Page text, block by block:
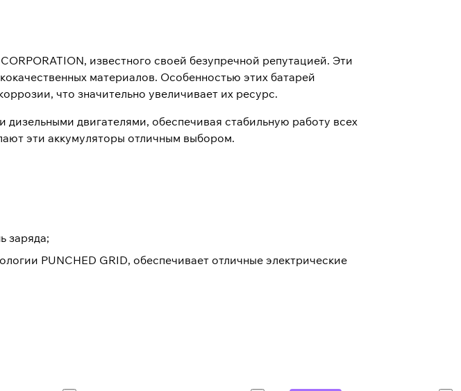
известного своей безупречной репутацией. Эти
материалов. Особенностью этих батарей
что значительно увеличивает их ресурс.
двигателями, обеспечивая стабильную работу всех
эти аккумуляторы отличным выбором.
заряда;
PUNCHED GRID, обеспечивает отличные электрические